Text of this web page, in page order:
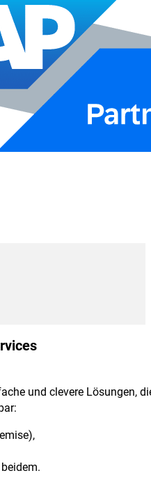
und clevere Lösungen,